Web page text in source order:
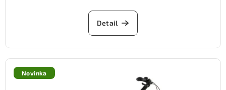
Detail
Novinka